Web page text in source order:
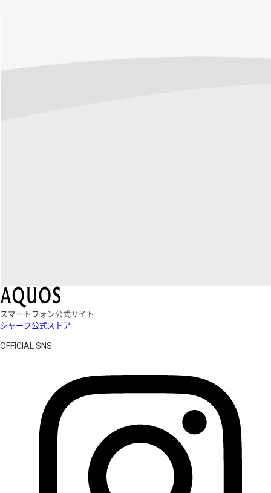
スマートフォン公式サイト
シャープ公式ストア
OFFICIAL SNS